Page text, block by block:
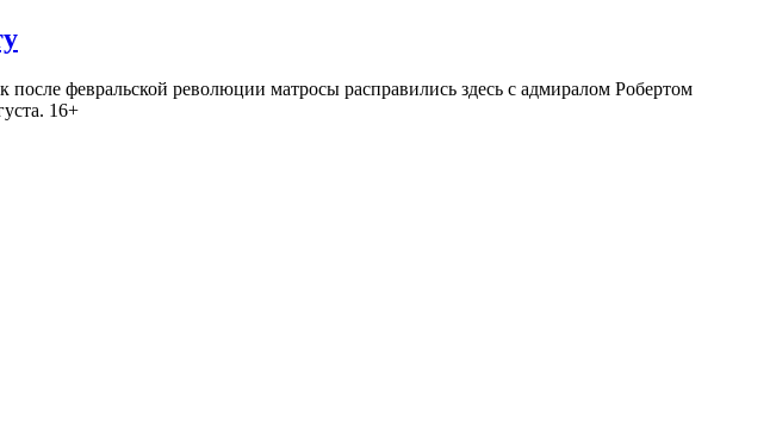
февральской революции матросы расправились здесь с адмиралом Робертом
16+